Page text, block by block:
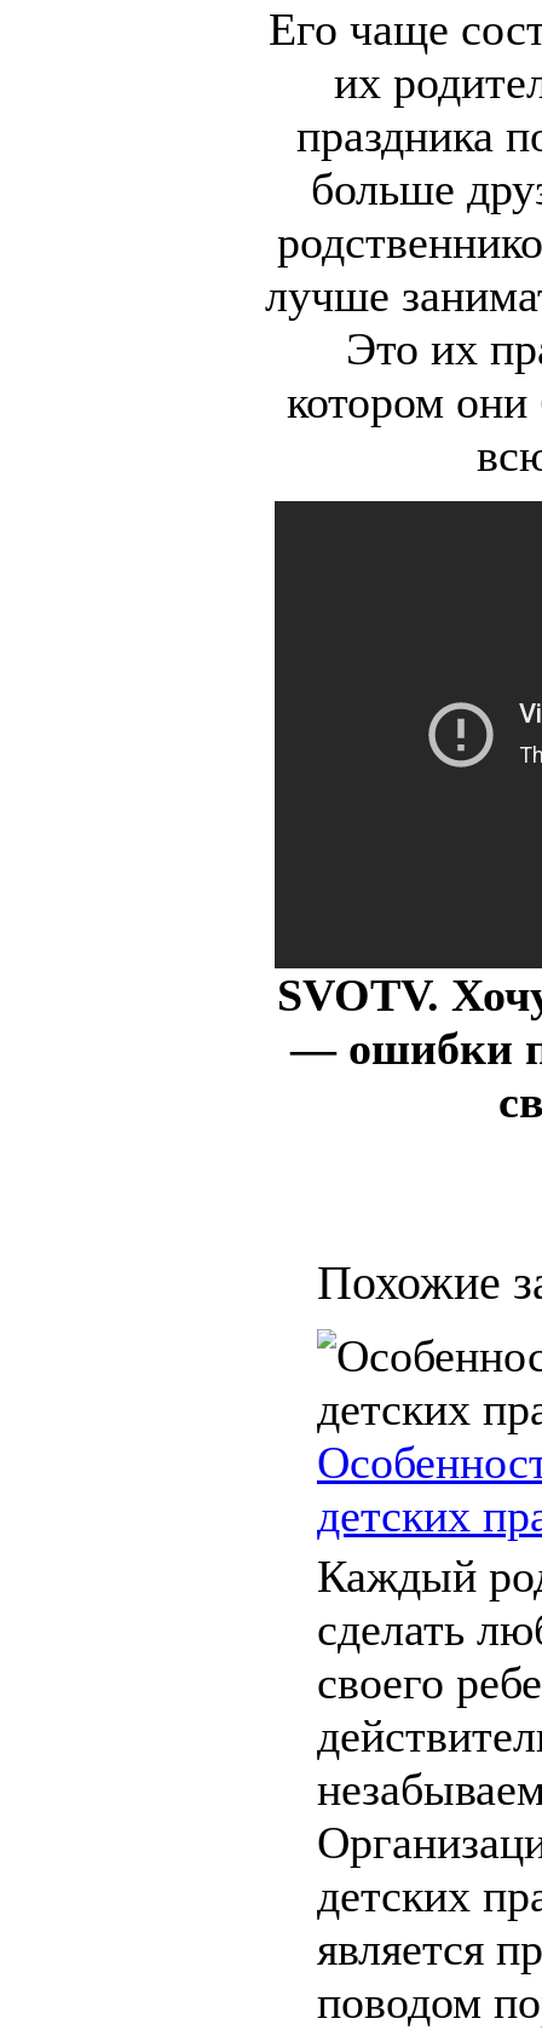
Его чаще
их
праздника
больше
лучше
Это их
котором они
SVOTV.
— ошибки
Похожие
детских
Каждый
сделать
своего
детских
является
поводом